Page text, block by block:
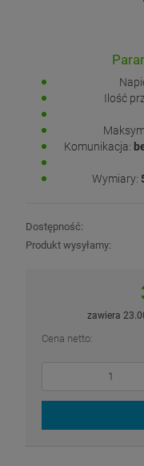
Ilość
Komunikacja:
Wymiary:
Dostępność:
Produkt wysyłamy:
zawiera
Cena netto: